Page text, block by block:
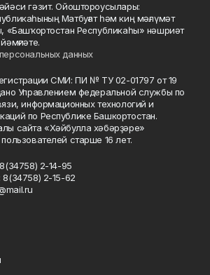
гәзит. Ойоштороусылары:
Матбуғат һәм киң мәғлүмәт
«Башҡортостан Республикаһы» нәшриәт
данных
СМИ: ПИ № ТУ 02-01797 от 19
Управлением федеральной службы по
информационных технологий и
по Республике Башкортостан.
сайта «Хәйбулла хәбәрҙәре»
старше 16 лет.
2-14-95
2-15-62